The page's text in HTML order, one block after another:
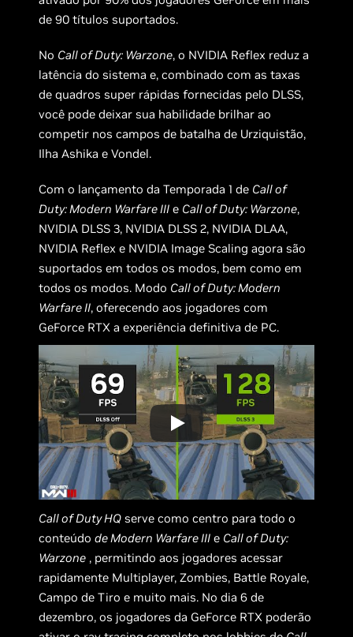
de 90 títulos suportados.
No Call of Duty: Warzone, o NVIDIA Reflex reduz a
latência do sistema e, combinado com as taxas
de quadros super rápidas fornecidas pelo DLSS,
você pode deixar sua habilidade brilhar ao
competir nos campos de batalha de Urziquistão,
Ilha Ashika e Vondel.
Com o lançamento da Temporada 1 de Call of
Duty: Modern Warfare III e Call of Duty: Warzone,
NVIDIA DLSS 3, NVIDIA DLSS 2, NVIDIA DLAA,
NVIDIA Reflex e NVIDIA Image Scaling agora são
suportados em todos os modos, bem como em
todos os modos. Modo Call of Duty: Modern
Warfare II, oferecendo aos jogadores com
GeForce RTX a experiência definitiva de PC.
Call of Duty HQ serve como centro para todo o
conteúdode Modern Warfare III e Call of Duty:
Warzone , permitindo aos jogadores acessar
rapidamente Multiplayer, Zombies, Battle Royale,
Campo de Tiro e muito mais. No dia 6 de
dezembro, os jogadores da GeForce RTX poderão